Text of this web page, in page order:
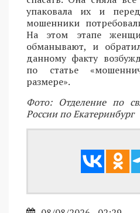
упаковала их и
мошенники
На этом этапе
обманывают, и
данному факту
по статье
размере».
Фото: Отделение по
России по Екатеринбург